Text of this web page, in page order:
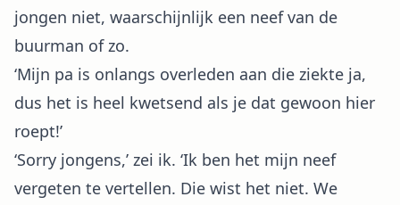
jongen niet, waarschijnlijk een neef van de
buurman of zo.
‘Mijn pa is onlangs overleden aan die ziekte ja,
dus het is heel kwetsend als je dat gewoon hier
roept!’
‘Sorry jongens,’ zei ik. ‘Ik ben het mijn neef
vergeten te vertellen. Die wist het niet. We